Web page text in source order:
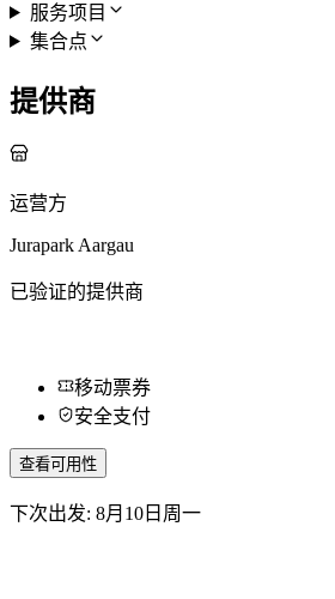
服务项目
集合点
提供商
运营方
Jurapark Aargau
已验证的提供商
移动票券
安全支付
查看可用性
下次出发: 8月10日周一